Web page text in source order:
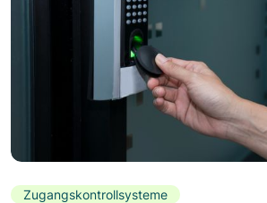
Zugangskontrollsysteme